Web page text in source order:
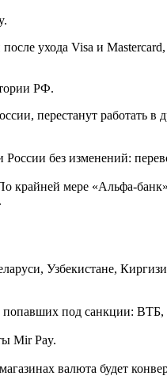
ухода Visa и
РФ.
перестанут работать в
без изменений:
крайней мере «Альфа-
Узбекистане,
попавших под санкции:
Mir Pay.
валюта будет